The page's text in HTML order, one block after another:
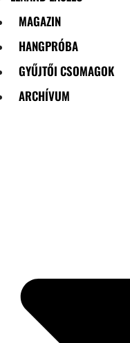
MAGAZIN
HANGPRÓBA
GYŰJTŐI CSOMAGOK
ARCHÍVUM